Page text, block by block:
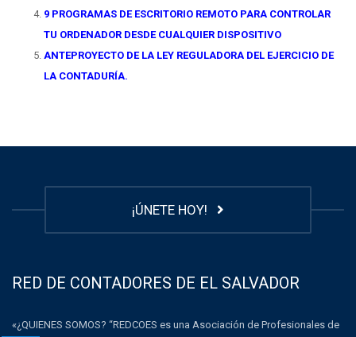
9 PROGRAMAS DE ESCRITORIO REMOTO PARA CONTROLAR
TU ORDENADOR DESDE CUALQUIER DISPOSITIVO
ANTEPROYECTO DE LA LEY REGULADORA DEL EJERCICIO DE
LA CONTADURÍA.
¡ÚNETE HOY!
RED DE CONTADORES DE EL SALVADOR
«¿QUIENES SOMOS? “REDCOES es una Asociación de Profesionales de